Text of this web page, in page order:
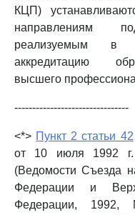
КЦП)
направлениям
реализуемым в
аккредитацию
высшего
--------------------------------
<*> Пункт 2 статьи 42
от 10 июля 1992
(Ведомости Съезда
Федерации и
Федерации,